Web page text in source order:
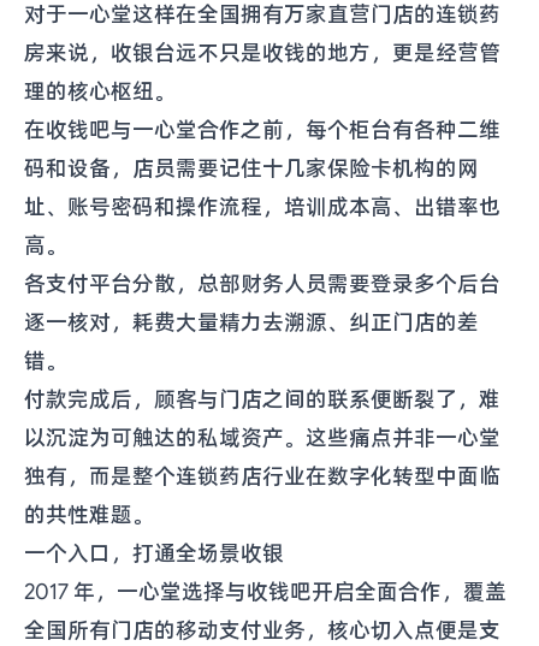
对于一心堂这样在全国拥有万家直营门店的连锁药
房来说，收银台远不只是收钱的地方，更是经营管
理的核心枢纽。
在收钱吧与一心堂合作之前，每个柜台有各种二维
码和设备，店员需要记住十几家保险卡机构的网
址、账号密码和操作流程，培训成本高、出错率也
高。
各支付平台分散，总部财务人员需要登录多个后台
逐一核对，耗费大量精力去溯源、纠正门店的差
错。
付款完成后，顾客与门店之间的联系便断裂了，难
以沉淀为可触达的私域资产。这些痛点并非一心堂
独有，而是整个连锁药店行业在数字化转型中面临
的共性难题。
一个入口，打通全场景收银
2017 年，一心堂选择与收钱吧开启全面合作，覆盖
全国所有门店的移动支付业务，核心切入点便是支